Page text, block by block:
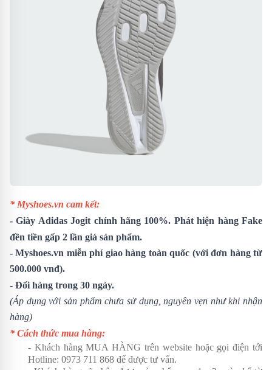
* Myshoes.vn cam kết:
-Giày Adidas Jogit chính hãng 100%. Phát hiện hàng Fake
đền tiền gấp 2 lần giá sản phẩm.
- Myshoes.vn miễn phí giao hàng toàn quốc (với đơn hàng từ
500.000 vnđ).
- Đổi hàng trong 30 ngày.
(Áp dụng với sản phẩm chưa sử dụng, nguyên vẹn như khi nhận
hàng)
* Cách thức mua hàng:
- Khách hàng MUA HÀNG trên website hoặc gọi điện tới
Hotline: 0973 711 868 để được tư vấn.